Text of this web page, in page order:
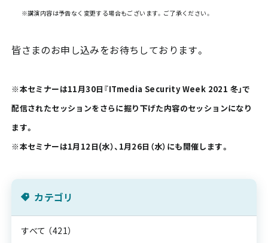
※講演内容は予告なく変更する場合もございます。ご了承ください。
皆さまのお申し込みをお待ちしております。
※本セミナーは11月30日『ITmedia Security Week 2021 冬」で
配信されたセッションをさらに掘り下げた内容のセッションになり
ます。
※本セミナーは1月12日(水）、1月26日（水）にも開催します。
カテゴリ
すべて （421）